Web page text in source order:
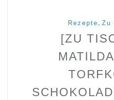
Rezepte , Zu
[ZU